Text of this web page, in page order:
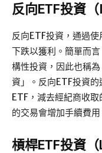
反向ETF投資（
反向ETF投資，通過
下跌以獲利。簡單而
構性投資，因此也稱
資」。反向ETF投資
ETF，減去經紀商收
的交易會增加手續費用
槓桿ETF投資（